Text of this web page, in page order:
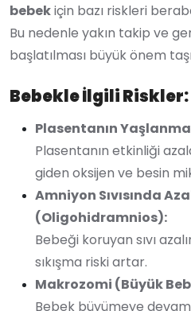
bebekiçin bazı riskleri
Bu nedenle yakın takip ve
başlatılması büyük önem
Bebekle İlgili Riskler:
Plasentanın
Plasentanın etkinliği
giden oksijen ve besin
Amniyon Sıvısında
(Oligohidramnios):
Bebeği koruyan sıvı
sıkışma riski artar.
Makrozomi (Büyük
Bebek büyümeye